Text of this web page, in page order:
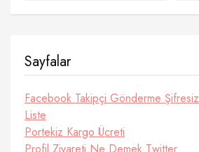
Sayfalar
Facebook Takipçi Gönderme Şifresiz
Liste
Portekiz Kargo Ücreti